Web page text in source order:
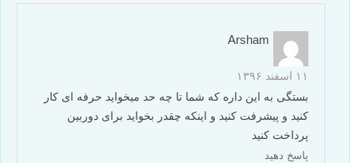
Arsham
۱۱ اسفند ۱۳۹۶
بستگی به این داره که شما تا چه حد میخواید حرفه ای کار
کنید و پیشرفت کنید و اینکه چقدر بخواید برای دوربین
پرداخت کنید
پاسخ دهید